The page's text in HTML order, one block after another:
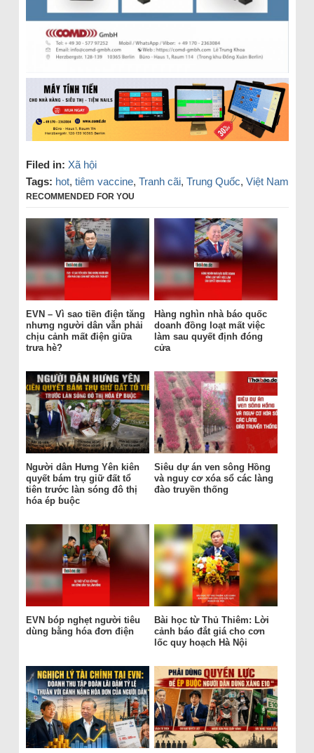
Filed in: Xã hội
Tags: hot, tiêm vaccine, Tranh cãi, Trung Quốc, Việt Nam
RECOMMENDED FOR YOU
EVN – Vì sao tiền điện tăng
nhưng người dân vẫn phải
chịu cảnh mất điện giữa
trưa hè?
Hàng nghìn nhà báo quốc
doanh đồng loạt mất việc
làm sau quyết định đóng
cửa
Người dân Hưng Yên kiên
quyết bám trụ giữ đất tổ
tiên trước làn sóng đô thị
hóa ép buộc
Siêu dự án ven sông Hồng
và nguy cơ xóa sổ các làng
đào truyền thống
EVN bóp nghẹt người tiêu
dùng bằng hóa đơn điện
Bài học từ Thủ Thiêm: Lời
cảnh báo đắt giá cho cơn
lốc quy hoạch Hà Nội